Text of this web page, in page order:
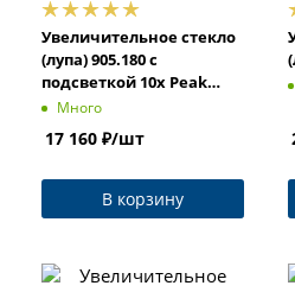
Увеличительное стекло
(лупа) 905.180 с
подсветкой 10x Peak
905.178
Много
17 160 ₽/шт
В корзину